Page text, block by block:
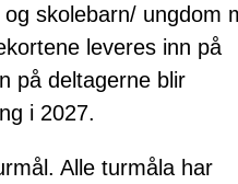
skolebarn/ ungdom
leveres inn på
på deltagerne blir
i 2027.
Alle turmåla har